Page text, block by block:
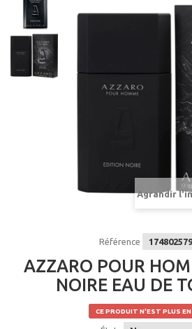
Agrandir
Référence
AZZARO POUR
NOIRE EAU DE
CE PRODUIT N'EST PLUS